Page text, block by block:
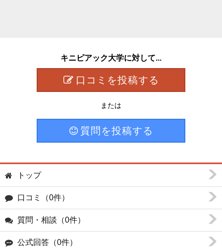
キニピアック大学に対して...
口コミを投稿する
または
質問を投稿する
トップ
口コミ（0件）
質問・相談（0件）
公式回答（0件）